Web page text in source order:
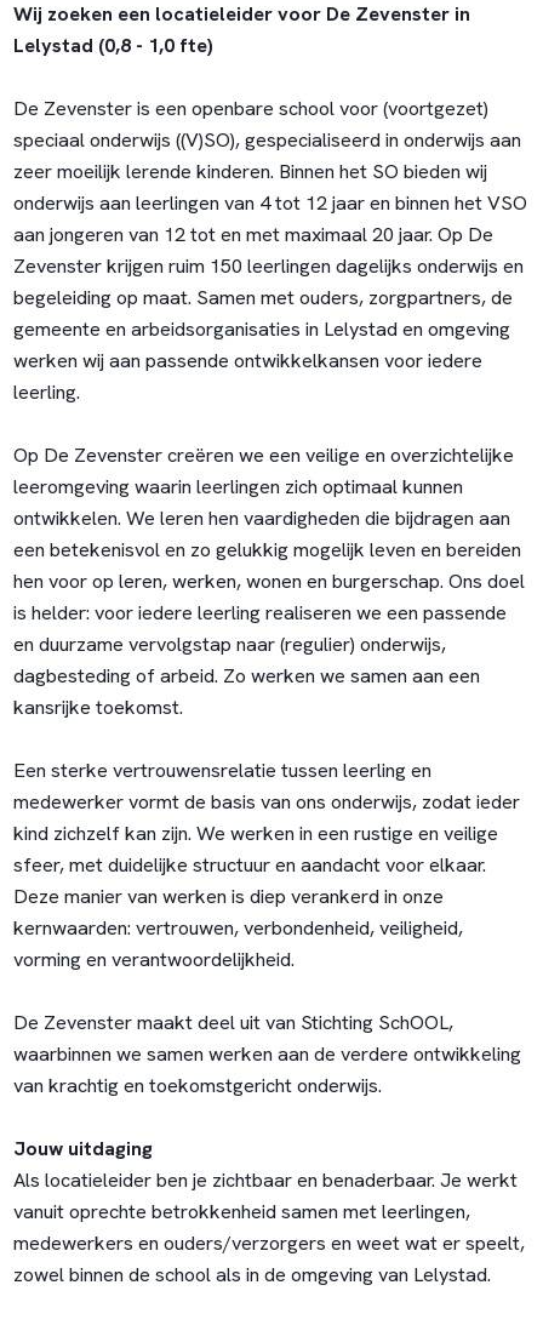
Wij zoeken een locatieleider voor De Zevenster in
Lelystad (0,8 - 1,0 fte)
De Zevenster is een openbare school voor (voortgezet)
speciaal onderwijs ((V)SO), gespecialiseerd in onderwijs aan
zeer moeilijk lerende kinderen. Binnen het SO bieden wij
onderwijs aan leerlingen van 4 tot 12 jaar en binnen het VSO
aan jongeren van 12 tot en met maximaal 20 jaar. Op De
Zevenster krijgen ruim 150 leerlingen dagelijks onderwijs en
begeleiding op maat. Samen met ouders, zorgpartners, de
gemeente en arbeidsorganisaties in Lelystad en omgeving
werken wij aan passende ontwikkelkansen voor iedere
leerling.
Op De Zevenster creëren we een veilige en overzichtelijke
leeromgeving waarin leerlingen zich optimaal kunnen
ontwikkelen. We leren hen vaardigheden die bijdragen aan
een betekenisvol en zo gelukkig mogelijk leven en bereiden
hen voor op leren, werken, wonen en burgerschap. Ons doel
is helder: voor iedere leerling realiseren we een passende
en duurzame vervolgstap naar (regulier) onderwijs,
dagbesteding of arbeid. Zo werken we samen aan een
kansrijke toekomst.
Een sterke vertrouwensrelatie tussen leerling en
medewerker vormt de basis van ons onderwijs, zodat ieder
kind zichzelf kan zijn. We werken in een rustige en veilige
sfeer, met duidelijke structuur en aandacht voor elkaar.
Deze manier van werken is diep verankerd in onze
kernwaarden: vertrouwen, verbondenheid, veiligheid,
vorming en verantwoordelijkheid.
De Zevenster maakt deel uit van Stichting SchOOL,
waarbinnen we samen werken aan de verdere ontwikkeling
van krachtig en toekomstgericht onderwijs.
Jouw uitdaging
Als locatieleider ben je zichtbaar en benaderbaar. Je werkt
vanuit oprechte betrokkenheid samen met leerlingen,
medewerkers en ouders/verzorgers en weet wat er speelt,
zowel binnen de school als in de omgeving van Lelystad.